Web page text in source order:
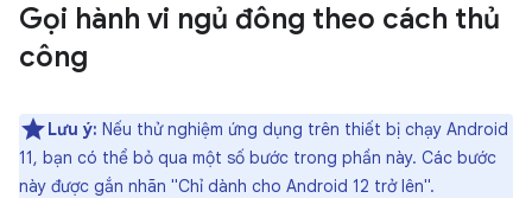
Gọi hành vi ngủ đông theo cách thủ
công
Lưu ý: Nếu thử nghiệm ứng dụng trên thiết bị chạy Android
11, bạn có thể bỏ qua một số bước trong phần này. Các bước
này được gắn nhãn "Chỉ dành cho Android 12 trở lên".